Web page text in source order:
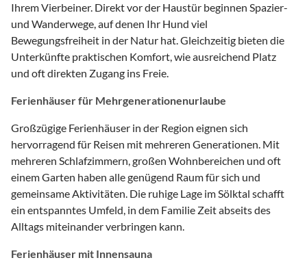
Ihrem Vierbeiner. Direkt vor der Haustür beginnen Spazier-
und Wanderwege, auf denen Ihr Hund viel
Bewegungsfreiheit in der Natur hat. Gleichzeitig bieten die
Unterkünfte praktischen Komfort, wie ausreichend Platz
und oft direkten Zugang ins Freie.
Ferienhäuser für Mehrgenerationenurlaube
Großzügige Ferienhäuser in der Region eignen sich
hervorragend für Reisen mit mehreren Generationen. Mit
mehreren Schlafzimmern, großen Wohnbereichen und oft
einem Garten haben alle genügend Raum für sich und
gemeinsame Aktivitäten. Die ruhige Lage im Sölktal schafft
ein entspanntes Umfeld, in dem Familie Zeit abseits des
Alltags miteinander verbringen kann.
Ferienhäuser mit Innensauna